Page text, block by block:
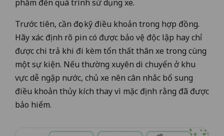
phẩm đến quá trình sử dụng xe.
Trước tiên, cần đọc kỹ điều khoản trong hợp đồng.
Hãy xác định rõ pin có được bảo vệ độc lập hay chỉ
được chi trả khi đi kèm tổn thất thân xe trong cùng
một sự kiện. Nếu thường xuyên di chuyển ở khu
vực dễ ngập nước, chủ xe nên cân nhắc bổ sung
điều khoản thủy kích thay vì mặc định rằng đã được
bảo hiểm.